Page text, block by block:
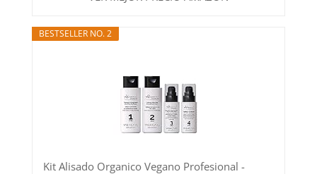
BESTSELLER NO. 2
Kit Alisado Organico Vegano Profesional -